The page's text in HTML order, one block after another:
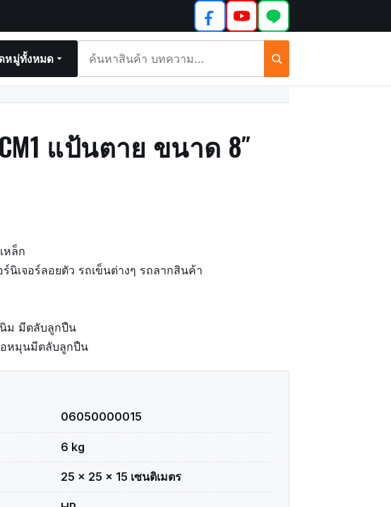
หมู่ทั้งหมด
และ
บทความ
แป้นตาย ขนาด 8″
หล็ก
นิเจอร์ลอยตัว รถเข็นต่างๆ รถลากสินค้า
ม มีตลับลูกปืน
หมุนมีตลับลูกปืน
06050000015
6 kg
25 × 25 × 15 เซนติเมตร